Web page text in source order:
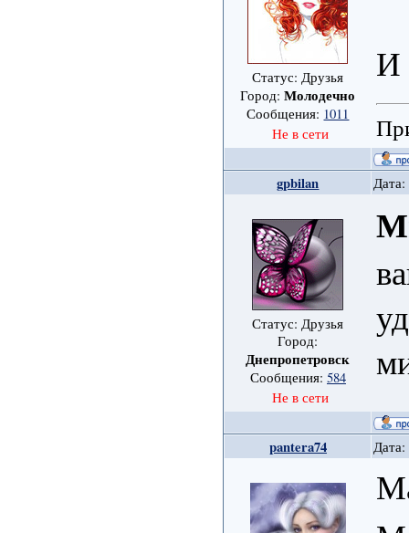
Статус: Друзья
Город:Молодечно
Сообщения: 1011
Не в сети
И
gpbilan Дата:
Статус: Друзья
Город:
Днепропетровск
Сообщения: 584
Не в сети
pantera74 Дата: